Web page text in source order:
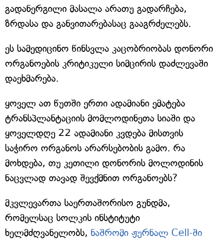
გადანერგილი მასალა არათუ გადარჩება,
ზრდასა და განვითარებასაც გააგრძელებს.
ეს სამედიცინო წინსვლა კაცობრიობას დონორი
ორგანოების კრიტიკული სიმცირის დაძლევაში
დაეხმარება.
ყოველ ათ წუთში ერთი ადამიანი ემატება
ტრანსპლანტაციის მომლოდინეთა სიაში და
ყოველდღე 22 ადამიანი კვდება მისთვის
საჭირო ორგანოს არარსებობის გამო. რა
მოხდება, თუ კეთილი დონორის მოლოდინის
ნაცვლად თავად შევქმნით ორგანოებს?
მკვლევართა საერთაშორისო გუნდმა,
რომელსაც სოლკის ინსტიტუტი
ხელმძღვანელობს, ნაშრომი ჟურნალ Cell-ში